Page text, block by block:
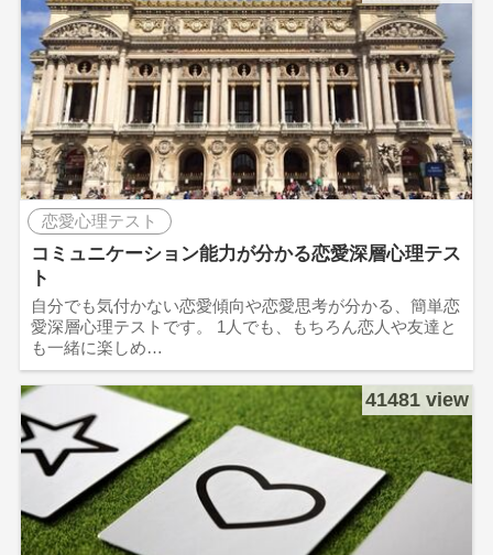
恋愛心理テスト
コミュニケーション能力が分かる恋愛深層心理テス
ト
自分でも気付かない恋愛傾向や恋愛思考が分かる、簡単恋
愛深層心理テストです。 1人でも、もちろん恋人や友達と
も一緒に楽しめ…
41481 view